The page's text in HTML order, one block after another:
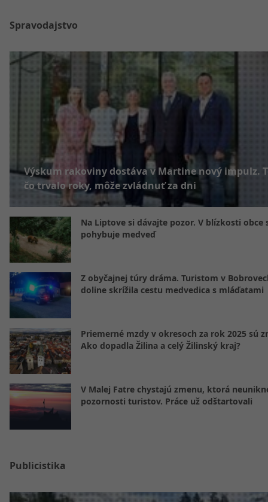
Spravodajstvo
Výskum rakoviny dostáva v Martine nový impulz.
čo trvalo roky, môže zvládnuť za dni
Na Liptove si dávajte pozor. V blízkosti obce
pohybuje medveď
Z obyčajnej túry dráma. Turistom v
doline skrížila cestu medvedica s mláďatami
Priemerné mzdy v okresoch za rok 2025 sú
Ako dopadla Žilina a celý Žilinský kraj?
V Malej Fatre chystajú zmenu, ktorá
pozornosti turistov. Práce už odštartovali
Publicistika